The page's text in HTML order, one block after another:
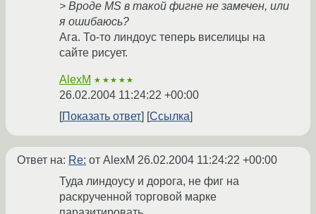
> Вроде MS в такой фигне не замечен, или
я ошибаюсь?
Ага. То-то линдоус теперь виселицы на
сайте рисует.
AlexM ★★★★★
26.02.2004 11:24:22 +00:00
Показать ответ
Ссылка
Ответ на: Re: от AlexM 26.02.2004 11:24:22 +00:00
Туда линдоусу и дорога, не фиг на
раскрученной торговой марке